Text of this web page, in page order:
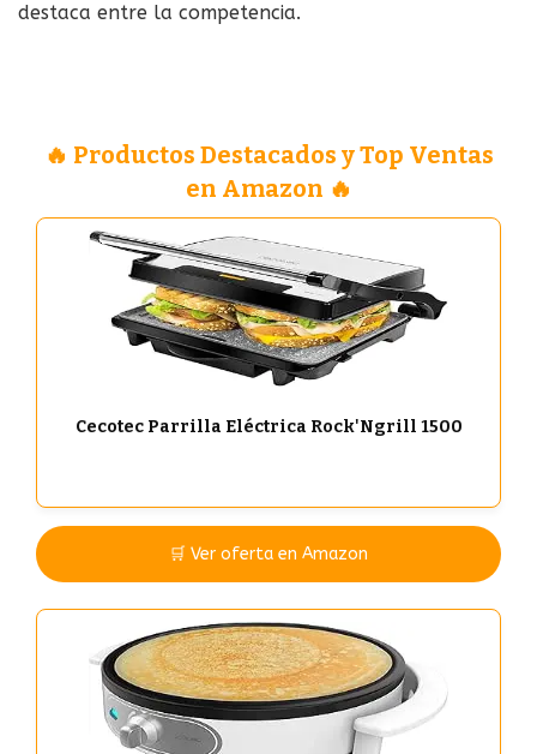
destaca entre la competencia.
🔥 Productos Destacados y Top Ventas
en Amazon 🔥
Cecotec Parrilla Eléctrica Rock'Ngrill 1500
🛒 Ver oferta en Amazon